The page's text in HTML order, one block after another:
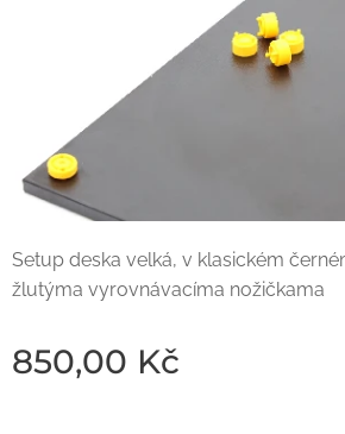
Setup deska velká, v klasickém
žlutýma vyrovnávacíma nožičkama
850,00 Kč